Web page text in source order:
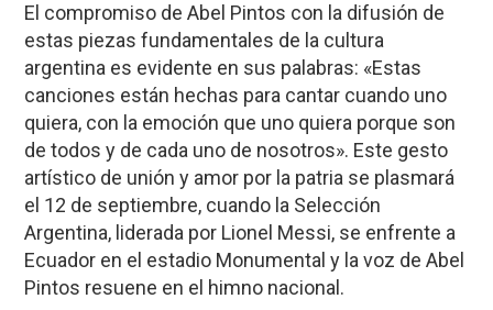
El compromiso de Abel Pintos con la difusión de
estas piezas fundamentales de la cultura
argentina es evidente en sus palabras: «Estas
canciones están hechas para cantar cuando uno
quiera, con la emoción que uno quiera porque son
de todos y de cada uno de nosotros». Este gesto
artístico de unión y amor por la patria se plasmará
el 12 de septiembre, cuando la Selección
Argentina, liderada por Lionel Messi, se enfrente a
Ecuador en el estadio Monumental y la voz de Abel
Pintos resuene en el himno nacional.